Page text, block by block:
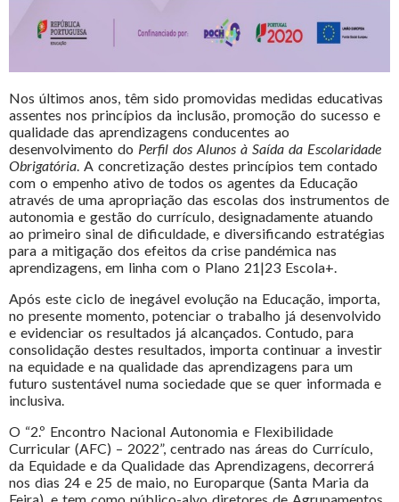
Nos últimos anos, têm sido promovidas medidas educativas
assentes nos princípios da inclusão, promoção do sucesso e
qualidade das aprendizagens conducentes ao
desenvolvimento do Perfil dos Alunos à Saída da Escolaridade
Obrigatória. A concretização destes princípios tem contado
com o empenho ativo de todos os agentes da Educação
através de uma apropriação das escolas dos instrumentos de
autonomia e gestão do currículo, designadamente atuando
ao primeiro sinal de dificuldade, e diversificando estratégias
para a mitigação dos efeitos da crise pandémica nas
aprendizagens, em linha com o Plano 21|23 Escola+.
Após este ciclo de inegável evolução na Educação, importa,
no presente momento, potenciar o trabalho já desenvolvido
e evidenciar os resultados já alcançados. Contudo, para
consolidação destes resultados, importa continuar a investir
na equidade e na qualidade das aprendizagens para um
futuro sustentável numa sociedade que se quer informada e
inclusiva.
O “2.º Encontro Nacional Autonomia e Flexibilidade
Curricular (AFC) – 2022”, centrado nas áreas do Currículo,
da Equidade e da Qualidade das Aprendizagens, decorrerá
nos dias 24 e 25 de maio, no Europarque (Santa Maria da